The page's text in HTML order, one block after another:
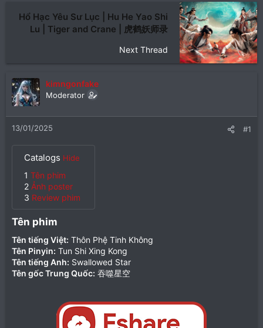
Hổ Hạc Yêu Sư Lục | Hu He Yao Shi
Lu | Tiger and Crane | 虎鹤妖师录
Next Thread
kimngonfake
Moderator
13/01/2025 #1
Catalogs Hide
1 Tên phim
2 Ảnh poster
3 Review phim
Tên phim​
Tên tiếng Việt: Thôn Phệ Tinh Không
Tên Pinyin: Tun Shi Xing Kong
Tên tiếng Anh: Swallowed Star
Tên gốc Trung Quốc: 吞噬星空